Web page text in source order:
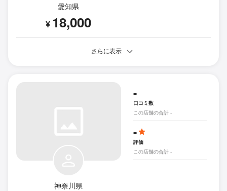
愛知県
¥ 18,000
さらに表示
神奈川県
-
口コミ数
この店舗の合計 -
-
評価
この店舗の合計 -